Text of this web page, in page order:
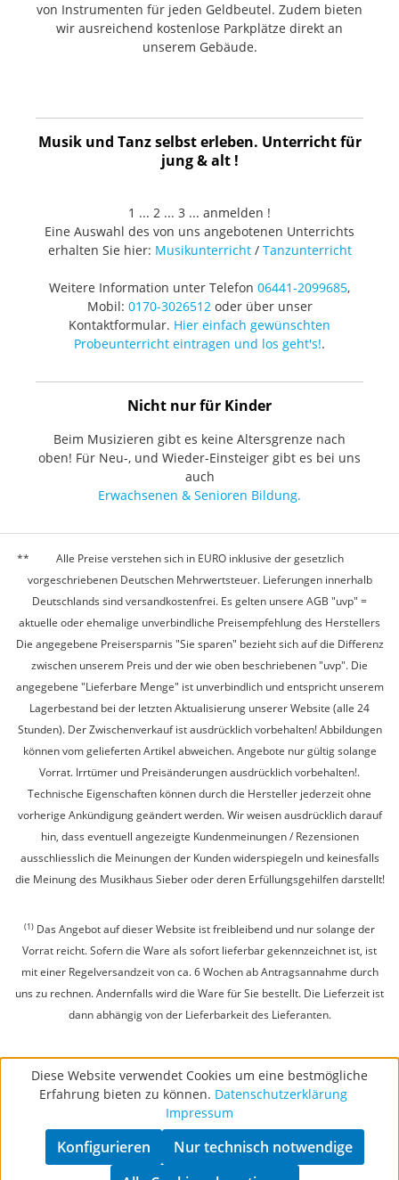
von Instrumenten für jeden Geldbeutel. Zudem bieten
wir ausreichend kostenlose Parkplätze direkt an
unserem Gebäude.
Musik und Tanz selbst erleben. Unterricht für
jung & alt !
1 ... 2 ... 3 ... anmelden !
Eine Auswahl des von uns angebotenen Unterrichts
erhalten Sie hier: Musikunterricht/ Tanzunterricht
Weitere Information unter Telefon 06441-2099685,
Mobil: 0170-3026512oder über unser
Kontaktformular. Hier einfach gewünschten
Probeunterricht eintragen und los geht's!.
Nicht nur für Kinder
Beim Musizieren gibt es keine Altersgrenze nach
oben! Für Neu-, und Wieder-Einsteiger gibt es bei uns
auch
Erwachsenen & Senioren Bildung.
Alle Preise verstehen sich in EURO inklusive der gesetzlich
vorgeschriebenen Deutschen Mehrwertsteuer. Lieferungen innerhalb
Deutschlands sind versandkostenfrei. Es gelten unsere AGB "uvp" =
aktuelle oder ehemalige unverbindliche Preisempfehlung des Herstellers
Die angegebene Preisersparnis "Sie sparen" bezieht sich auf die Differenz
zwischen unserem Preis und der wie oben beschriebenen "uvp". Die
angegebene "Lieferbare Menge" ist unverbindlich und entspricht unserem
Lagerbestand bei der letzten Aktualisierung unserer Website (alle 24
Stunden). Der Zwischenverkauf ist ausdrücklich vorbehalten! Abbildungen
können vom gelieferten Artikel abweichen. Angebote nur gültig solange
Vorrat. Irrtümer und Preisänderungen ausdrücklich vorbehalten!.
Technische Eigenschaften können durch die Hersteller jederzeit ohne
vorherige Ankündigung geändert werden. Wir weisen ausdrücklich darauf
hin, dass eventuell angezeigte Kundenmeinungen / Rezensionen
ausschliesslich die Meinungen der Kunden widerspiegeln und keinesfalls
die Meinung des Musikhaus Sieber oder deren Erfüllungsgehilfen darstellt!
(1) Das Angebot auf dieser Website ist freibleibend und nur solange der
Vorrat reicht. Sofern die Ware als sofort lieferbar gekennzeichnet ist, ist
mit einer Regelversandzeit von ca. 6 Wochen ab Antragsannahme durch
uns zu rechnen. Andernfalls wird die Ware für Sie bestellt. Die Lieferzeit ist
dann abhängig von der Lieferbarkeit des Lieferanten.
Diese Website verwendet Cookies um eine bestmögliche
Erfahrung bieten zu können. Datenschutzerklärung
Impressum
Nur technisch notwendige
Konfigurieren